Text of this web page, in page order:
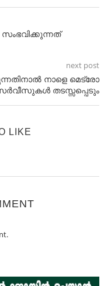
next post
നാളെ മെട്രോ
തടസ്സപ്പെടും
LIKE